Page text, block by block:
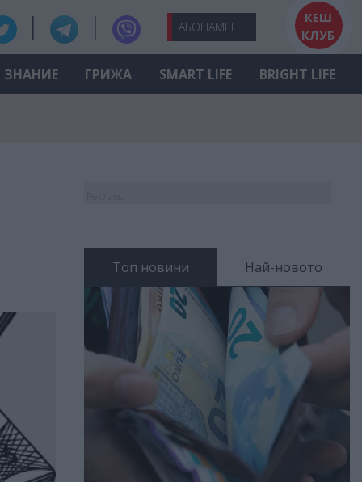
АБОНАМЕНТ
КЕШ
КЛУБ
ЗНАНИЕ ГРИЖА SMART LIFE BRIGHT LIFE
Топ новини Най-новото